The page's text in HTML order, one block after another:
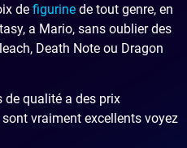
de figurine de tout genre, en
a Mario, sans oublier des
Death Note ou Dragon
de qualité a des prix
vraiment excellents voyez